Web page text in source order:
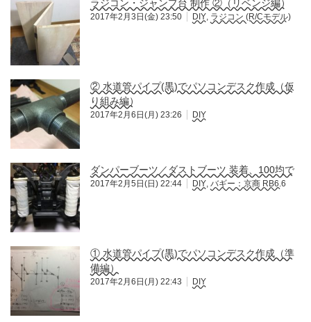
ラジコン・ジャンプ台 制作 ②（リベンジ編）
2017年2月3日(金) 23:50 DIY ラジコン (R/Cモデル)
② 水道管パイプ(黒)でパソコンデスク作成（仮
り組み編）
2017年2月6日(月) 23:26 DIY
ダンパーブーツ／ダストブーツ 装着、100均で
2017年2月5日(日) 22:44 DIY バギー：京商 RB6.6
① 水道管パイプ(黒)でパソコンデスク作成（準
備編）
2017年2月6日(月) 22:43 DIY